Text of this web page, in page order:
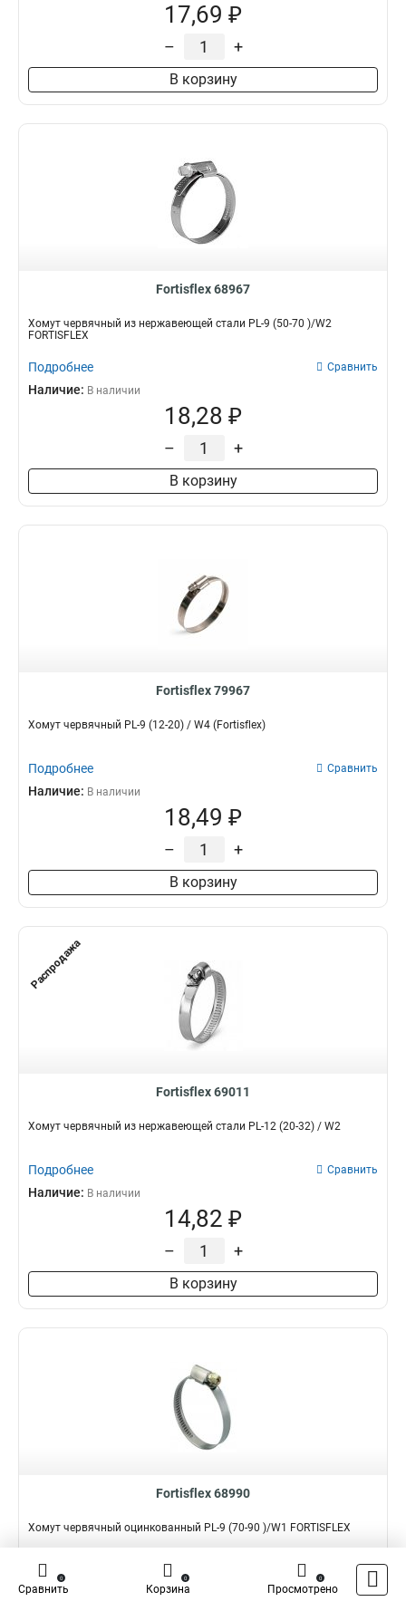
17,69 ₽
– +
В корзину
Fortisflex 68967
Хомут червячный из нержавеющей стали PL-9 (50-70 )/W2
FORTISFLEX
Подробнее Сравнить
Наличие: В наличии
18,28 ₽
– +
В корзину
Fortisflex 79967
Хомут червячный PL-9 (12-20) / W4 (Fortisflex)
Подробнее Сравнить
Наличие: В наличии
18,49 ₽
– +
В корзину
Распродажа
Fortisflex 69011
Хомут червячный из нержавеющей стали PL-12 (20-32) / W2
Подробнее Сравнить
Наличие: В наличии
14,82 ₽
– +
В корзину
Fortisflex 68990
Хомут червячный оцинкованный PL-9 (70-90 )/W1 FORTISFLEX
Подробнее Сравнить
Наличие:
Сравнить
0
Корзина
0
Просмотрено
0